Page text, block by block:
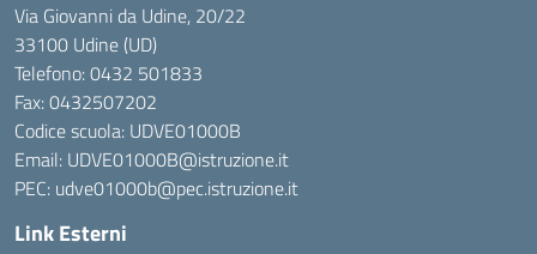
Via Giovanni da Udine, 20/22
33100 Udine (UD)
Telefono:0432 501833
Fax: 0432507202
Codice scuola: UDVE01000B
Email: UDVE01000B@istruzione.it
PEC: udve01000b@pec.istruzione.it
Link Esterni